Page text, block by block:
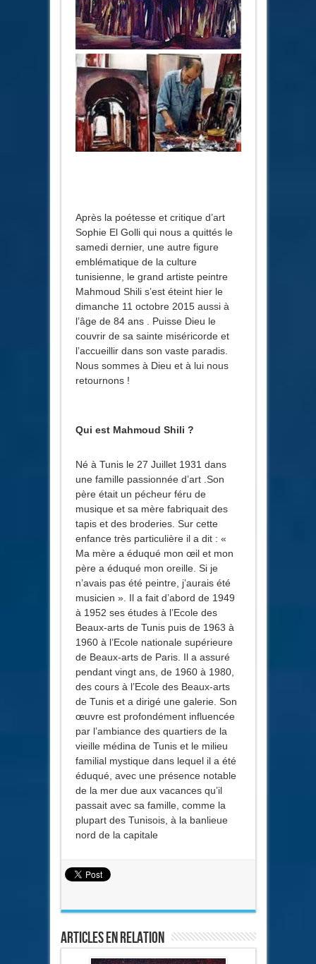
Après la poétesse et critique d’art
Sophie El Golli qui nous a quittés le
samedi dernier, une autre figure
emblématique de la culture
tunisienne, le grand artiste peintre
Mahmoud Shili s’est éteint hier le
dimanche 11 octobre 2015 aussi à
l’âge de 84 ans . Puisse Dieu le
couvrir de sa sainte miséricorde et
l’accueillir dans son vaste paradis.
Nous sommes à Dieu et à lui nous
retournons !
Qui est Mahmoud Shili ?
Né à Tunis le 27 Juillet 1931 dans
une famille passionnée d’art .Son
père était un pécheur féru de
musique et sa mère fabriquait des
tapis et des broderies. Sur cette
enfance très particulière il a dit : «
Ma mère a éduqué mon œil et mon
père a éduqué mon oreille. Si je
n’avais pas été peintre, j’aurais été
musicien ». Il a fait d’abord de 1949
à 1952 ses études à l’Ecole des
Beaux-arts de Tunis puis de 1963 à
1960 à l’Ecole nationale supérieure
de Beaux-arts de Paris. Il a assuré
pendant vingt ans, de 1960 à 1980,
des cours à l’Ecole des Beaux-arts
de Tunis et a dirigé une galerie. Son
œuvre est profondément influencée
par l’ambiance des quartiers de la
vieille médina de Tunis et le milieu
familial mystique dans lequel il a été
éduqué, avec une présence notable
de la mer due aux vacances qu’il
passait avec sa famille, comme la
plupart des Tunisois, à la banlieue
nord de la capitale
Articles en relation